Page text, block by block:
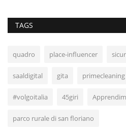
TAGS
quadro place-influencer
saaldigital gita primecleaning
#volgoitalia 45giri
parco rurale di san floriano